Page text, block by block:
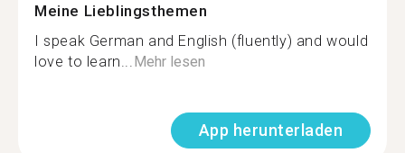
Meine Lieblingsthemen
I speak German and English (fluently) and would
love to learn... Mehr lesen
App herunterladen